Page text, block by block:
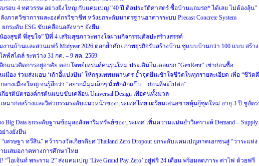
รอบ 4 ทศวรรษ อย่างยิ่งใหญ่ กับแคมเปญ “40 ปี ดีลประวัติศาสตร์ ซื้อบ้านแถมรถ* ได้เลย ไม่ต้องลุ้น”
ภาควิชาการและองค์กรวิชาชีพ หวังยกระดับมาตรฐานอาคารระบบ Precast Concrete System
กระดับ ESG ขับเคลื่อนอสังหาฯ ยั่งยืน
องสุขดี พี่สุขใจ” ปีที่ 4 เสริมสุขภาวะทางใจผ่านกิจกรรมศิลปะสร้างสรรค์
มงานบ้านและสวนแฟร์ Midyear 2026 ตอกย้ำศักยภาพธุรกิจรับสร้างบ้าน ชูแบบบ้านกว่า 100 แบบ สร้าง
สไตล์ ระหว่าง 31 กค. – 9 สค. 2569
ลิกแนวคิดการอยู่อาศัย ตอบโจทย์เทรนด์คนรุ่นใหม่ ประเดิมโมเดลแรก “GenRent” เช่าก่อนซื้อ
มือง ร่วมส่งมอบ ‘เก้าอี้แบ่งปัน’ ให้กรุงเทพมหานคร ย้ำจุดยืนเข้าใจชีวิตในทุกรายละเอียด เพื่อ “ชีวิต
ลางเมืองใหญ่ จนรู้สึกว่า “อยากมีมุมเล็กๆ นั่งพักสักแป๊บ... ก่อนที่จะไปต่อ”
ยรติบัตรองค์กรต้นแบบขับเคลื่อน Universal Design เพื่อคนทั้งมวล
หมาก่อสร้างและวิศวกรรมระดับแนวหน้าของประเทศไทย เตรียมเสนอขายหุ้นกู้ชุดใหม่ อายุ 3 ปี ชูอัตร
Big Data ยกระดับฐานข้อมูลอสังหาริมทรัพย์ของประเทศ เพิ่มความแม่นยำวิเคราะห์ Demand – Supply
างยั่งยืน
เศรษฐา ทวีสิน” คว้ารางวัลเกียรติยศ Thailand Zero Dropout ยกระดับแคมเปญภาคเอกชนสู่ “วาระแห่ง
มเสมอภาคทางการศึกษาไทย
ไอเจ้นท์ พระราม 2” ส่งแคมเปญ ‘Live Grand Pay Zero’ อยู่ฟรี 24 เดือน พร้อมลดภาระ ค่าไฟ ด้วยฟรี